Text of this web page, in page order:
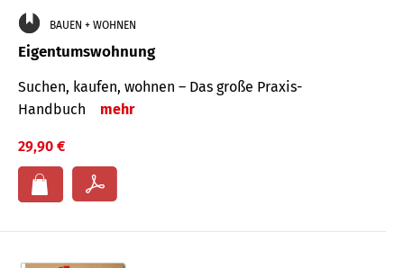
BAUEN + WOHNEN
Eigentumswohnung
Suchen, kaufen, wohnen – Das große Praxis-
Handbuch
mehr
29,90 €